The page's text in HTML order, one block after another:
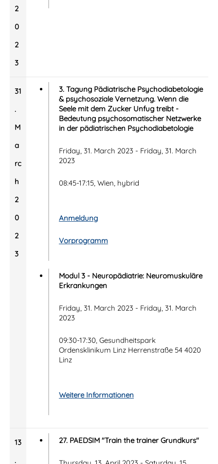
2
0
2
3
31
.
M
a
rc
h
2
0
2
3
3. Tagung Pädiatrische Psychodiabetologie
& psychosoziale Vernetzung. Wenn die
Seele mit dem Zucker Unfug treibt -
Bedeutung psychosomatischer Netzwerke
in der pädiatrischen Psychodiabetologie
Friday, 31. March 2023 - Friday, 31. March
2023
08:45-17:15, Wien, hybrid
Anmeldung
Vorprogramm
Modul 3 - Neuropädiatrie: Neuromuskuläre
Erkrankungen
Friday, 31. March 2023 - Friday, 31. March
2023
09:30-17:30, Gesundheitspark
Ordensklinikum Linz Herrenstraße 54 4020
Linz
Weitere Informationen
13
.
27. PAEDSIM "Train the trainer Grundkurs"